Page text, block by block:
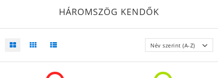
HÁROMSZÖG KENDŐK
Név szerint (A-Z)